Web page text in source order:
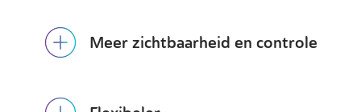
Meer zichtbaarheid en controle